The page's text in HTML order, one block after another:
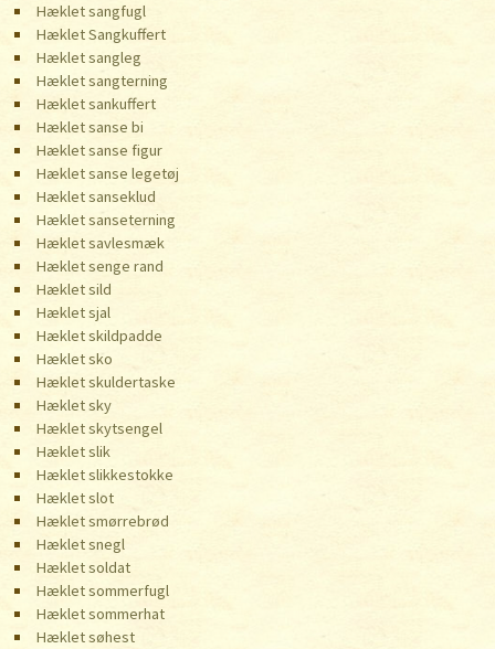
Hæklet sangfugl
Hæklet Sangkuffert
Hæklet sangleg
Hæklet sangterning
Hæklet sankuffert
Hæklet sanse bi
Hæklet sanse figur
Hæklet sanse legetøj
Hæklet sanseklud
Hæklet sanseterning
Hæklet savlesmæk
Hæklet senge rand
Hæklet sild
Hæklet sjal
Hæklet skildpadde
Hæklet sko
Hæklet skuldertaske
Hæklet sky
Hæklet skytsengel
Hæklet slik
Hæklet slikkestokke
Hæklet slot
Hæklet smørrebrød
Hæklet snegl
Hæklet soldat
Hæklet sommerfugl
Hæklet sommerhat
Hæklet søhest